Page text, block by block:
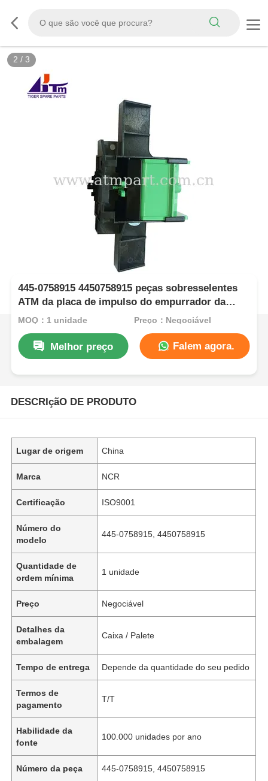
2 / 3
445-0758915 4450758915 peças sobresselentes
ATM da placa de impulso do empurrador da
gaveta do NCR S2
MOQ：1 unidade Preço：Negociável
Melhor preço Falem agora.
DESCRIçãO DE PRODUTO
Lugar de origem China
Marca NCR
Certificação ISO9001
Número do
modelo
445-0758915, 4450758915
Quantidade de
ordem mínima
1 unidade
Preço Negociável
Detalhes da
embalagem
Caixa / Palete
Tempo de entrega Depende da quantidade do seu pedido
Termos de
pagamento
T/T
Habilidade da
fonte
100.000 unidades por ano
Número da peça 445-0758915, 4450758915